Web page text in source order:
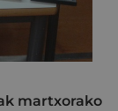
martxorako